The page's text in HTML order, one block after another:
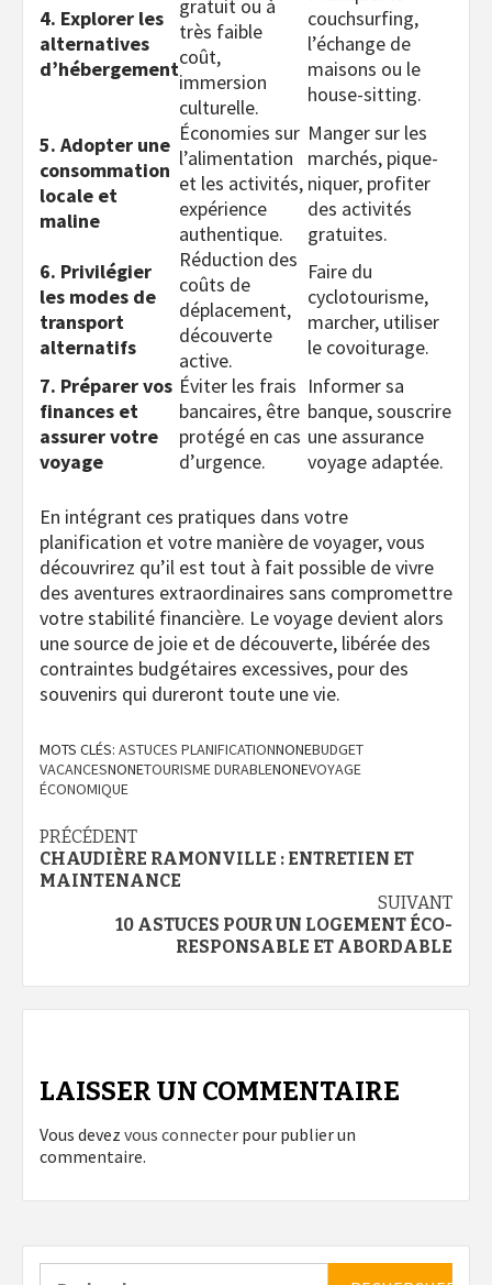
4. Explorer les
alternatives
d’hébergement
gratuit ou à
très faible
coût,
immersion
culturelle.
couchsurfing,
l’échange de
maisons ou le
house-sitting.
5. Adopter une
consommation
locale et
maline
Économies sur
l’alimentation
et les activités,
expérience
authentique.
Manger sur les
marchés, pique-
niquer, profiter
des activités
gratuites.
6. Privilégier
les modes de
transport
alternatifs
Réduction des
coûts de
déplacement,
découverte
active.
Faire du
cyclotourisme,
marcher, utiliser
le covoiturage.
7. Préparer vos
finances et
assurer votre
voyage
Éviter les frais
bancaires, être
protégé en cas
d’urgence.
Informer sa
banque, souscrire
une assurance
voyage adaptée.
En intégrant ces pratiques dans votre
planification et votre manière de voyager, vous
découvrirez qu’il est tout à fait possible de vivre
des aventures extraordinaires sans compromettre
votre stabilité financière. Le voyage devient alors
une source de joie et de découverte, libérée des
contraintes budgétaires excessives, pour des
souvenirs qui dureront toute une vie.
MOTS CLÉS: ASTUCES PLANIFICATIONNONEBUDGET
VACANCESNONETOURISME DURABLENONEVOYAGE
ÉCONOMIQUE
Navigation
d’article
PRÉCÉDENT
CHAUDIÈRE RAMONVILLE : ENTRETIEN ET
MAINTENANCE
SUIVANT
10 ASTUCES POUR UN LOGEMENT ÉCO-
RESPONSABLE ET ABORDABLE
LAISSER UN COMMENTAIRE
Vous devez vous connecter pour publier un
commentaire.